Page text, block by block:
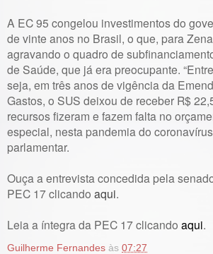
A EC 95 congelou investimentos do
de vinte anos no Brasil, o que, para
agravando o quadro de
de Saúde, que já era preocupante.
seja, em três anos de vigência da
Gastos, o SUS deixou de receber R$
recursos fizeram e fazem falta no
especial, nesta pandemia do
parlamentar.
Ouça a entrevista concedida pela
PEC 17 clicando aqui.
Leia a íntegra da PEC 17 clicando aqui.
Guilherme Fernandes às 07:27